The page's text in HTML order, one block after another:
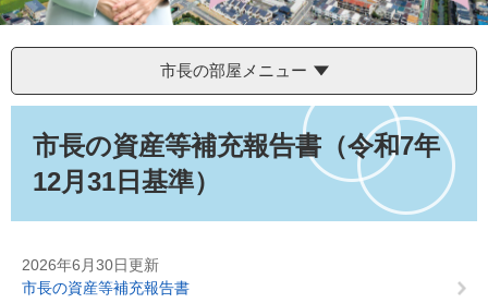
市長の部屋メニュー
市長の資産等補充報告書（令和7年
12月31日基準）
2026年6月30日更新
市長の資産等補充報告書